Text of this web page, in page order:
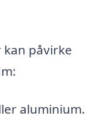
påvirke
aluminium.